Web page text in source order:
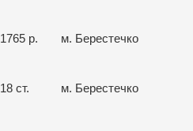
1765 р. м. Берестечко
18 ст. м. Берестечко